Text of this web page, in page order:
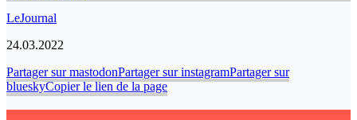
LeJournal
24.03.2022
Partager sur mastodonPartager sur instagramPartager sur
blueskyCopier le lien de la page